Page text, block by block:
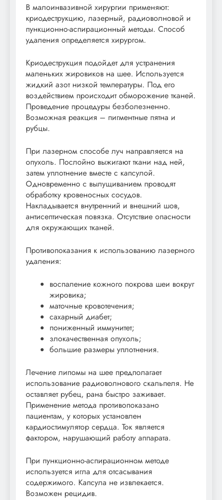
В малоинвазивной хирургии применяют:
криодеструкцию, лазерный, радиоволновой и
пункционно-аспирационный методы. Способ
удаления определяется хирургом.
Криодеструкция подойдет для устранения
маленьких жировиков на шее. Используется
жидкий азот низкой температуры. Под его
воздействием происходит обморожение тканей.
Проведение процедуры безболезненно.
Возможная реакция – пигментные пятна и
рубцы.
При лазерном способе луч направляется на
опухоль. Послойно выжигают ткани над ней,
затем уплотнение вместе с капсулой.
Одновременно с вылущиванием проводят
обработку кровеносных сосудов.
Накладывается внутренний и внешний шов,
антисептическая повязка. Отсутствие опасности
для окружающих тканей.
Противопоказания к использованию лазерного
удаления:
воспаление кожного покрова шеи вокруг
жировика;
маточные кровотечения;
сахарный диабет;
пониженный иммунитет;
злокачественная опухоль;
большие размеры уплотнения.
Лечение липомы на шее предполагает
использование радиоволнового скальпеля. Не
оставляет рубец, рана быстро заживает.
Применение метода противопоказано
пациентам, у которых установлен
кардиостимулятор сердца. Ток является
фактором, нарушающий работу аппарата.
При пункционно-аспирационном методе
используется игла для отсасывания
содержимого. Капсула не извлекается.
Возможен рецидив.